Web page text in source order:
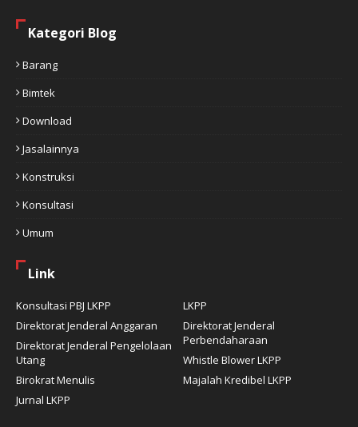
Kategori Blog
Barang
Bimtek
Download
Jasalainnya
Konstruksi
Konsultasi
Umum
Link
Konsultasi PBJ LKPP
LKPP
Direktorat Jenderal Anggaran
Direktorat Jenderal
Perbendaharaan
Direktorat Jenderal Pengelolaan
Utang
Whistle Blower LKPP
Birokrat Menulis
Majalah Kredibel LKPP
Jurnal LKPP